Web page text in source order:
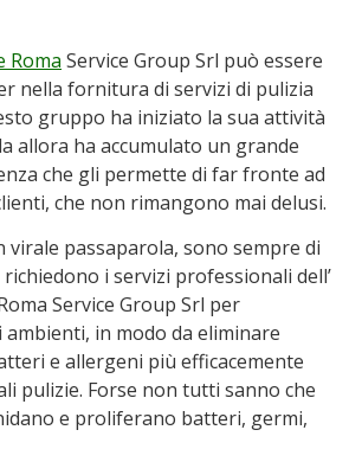
Roma Service Group Srl può essere
nella fornitura di servizi di pulizia
gruppo ha iniziato la sua attività
allora ha accumulato un grande
che gli permette di far fronte ad
che non rimangono mai delusi.
virale passaparola, sono sempre di
i servizi professionali dell’
Service Group Srl per
in modo da eliminare
e allergeni più efficacemente
pulizie. Forse non tutti sanno che
e proliferano batteri, germi,